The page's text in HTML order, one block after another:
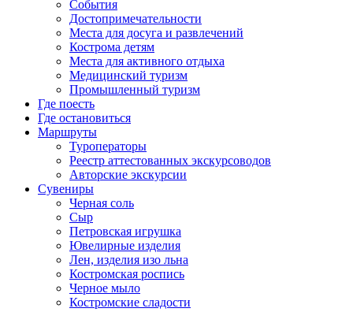
События
Достопримечательности
Места для досуга и развлечений
Кострома детям
Места для активного отдыха
Медицинский туризм
Промышленный туризм
Где поесть
Где остановиться
Маршруты
Туроператоры
Реестр аттестованных экскурсоводов
Авторские экскурсии
Сувениры
Черная соль
Сыр
Петровская игрушка
Ювелирные изделия
Лен, изделия изо льна
Костромская роспись
Черное мыло
Костромские сладости